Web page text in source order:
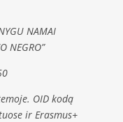
NAMAI
NEGRO”
OID kodą
ir Erasmus+